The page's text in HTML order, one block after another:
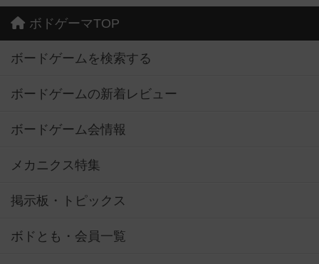
ボドゲーマTOP
ボードゲームを検索する
ボードゲームの新着レビュー
ボードゲーム会情報
メカニクス特集
掲示板・トピックス
ボドとも・会員一覧